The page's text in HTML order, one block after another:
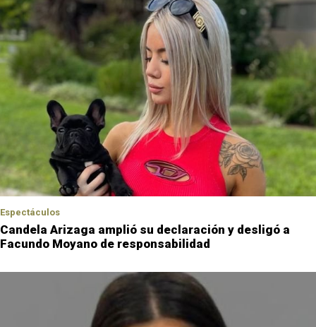
Espectáculos
Candela Arizaga amplió su declaración y desligó a
Facundo Moyano de responsabilidad